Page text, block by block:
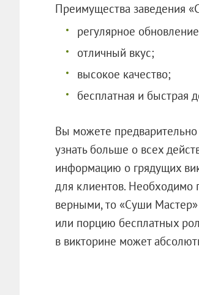
Преимущества заведения
регулярное
отличный вкус;
высокое качество;
бесплатная и быстрая
Вы можете предварительно
узнать больше о всех
информацию о грядущих
для клиентов. Необходимо
верными, то «Суши
или порцию бесплатных
в викторине может